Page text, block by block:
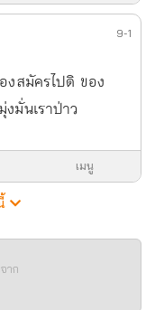
9-1
สมัครไปดิ ของ
มั่นเราป่าว
เมนู
าก